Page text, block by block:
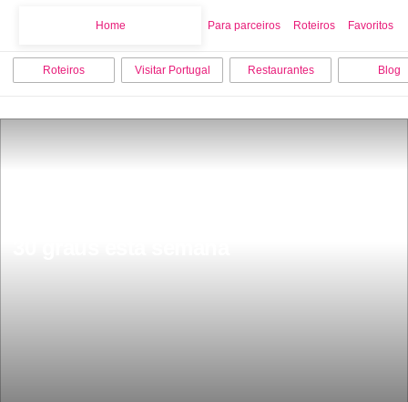
Home Para parceiros Roteiros Favoritos
Roteiros Visitar Portugal Restaurantes Blog